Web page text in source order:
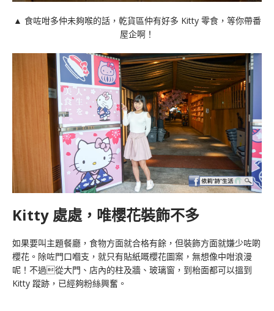
▲ 食咗咁多仲未夠喉的話，乾貨區仲有好多 Kitty 零食，等你帶番
屋企啊！
Kitty 處處，唯櫻花裝飾不多
如果要叫主題餐廳，食物方面就合格有餘，但裝飾方面就嫌少咗啲
櫻花。除咗門口嗰支，就只有貼紙嘅櫻花圖案，無想像中咁浪漫
呢！不過從大門、店內的柱及牆、玻璃窗，到枱面都可以搵到
Kitty 蹤跡，已經夠粉絲興奮。